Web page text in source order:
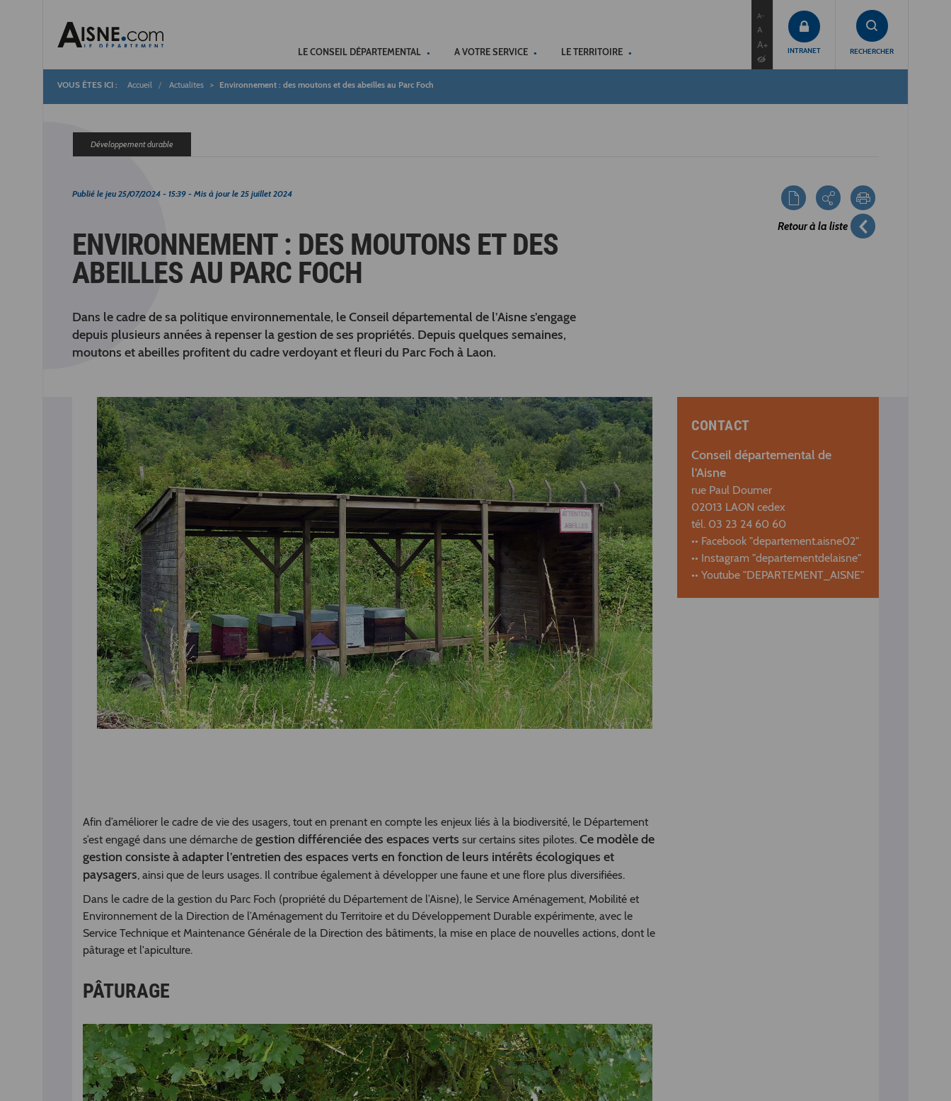
LE CONSEIL DÉPARTEMENTAL A VOTRE SERVICE LE TERRITOIRE
A-
A
A+ INTRANET RECHERCHER
Fil
d'Ariane
Accueil Actualites Environnement : des moutons et des abeilles au Parc Foch
Développement durable
Retour à la liste
Publié le jeu 25/07/2024 - 15:39 - Mis à jour le 25 juillet 2024
ENVIRONNEMENT : DES MOUTONS ET DES
ABEILLES AU PARC FOCH
Dans le cadre de sa politique environnementale, le Conseil départemental de l’Aisne s’engage
depuis plusieurs années à repenser la gestion de ses propriétés. Depuis quelques semaines,
moutons et abeilles profitent du cadre verdoyant et fleuri du Parc Foch à Laon.
Afin d’améliorer le cadre de vie des usagers, tout en prenant en compte les enjeux liés à la biodiversité, le Département
s’est engagé dans une démarche de gestion différenciée des espaces verts sur certains sites pilotes. Ce modèle de
gestion consiste à adapter l’entretien des espaces verts en fonction de leurs intérêts écologiques et
paysagers, ainsi que de leurs usages. Il contribue également à développer une faune et une flore plus diversifiées.
Dans le cadre de la gestion du Parc Foch (propriété du Département de l’Aisne), le Service Aménagement, Mobilité et
Environnement de la Direction de l’Aménagement du Territoire et du Développement Durable expérimente, avec le
Service Technique et Maintenance Générale de la Direction des bâtiments, la mise en place de nouvelles actions, dont le
pâturage et l'apiculture.
PÂTURAGE
CONTACT
Conseil départemental de
l'Aisne
rue Paul Doumer
02013 LAON cedex
tél. 03 23 24 60 60
•• Facebook "departement.aisne02"
•• Instagram "departementdelaisne"
•• Youtube "DEPARTEMENT_AISNE"